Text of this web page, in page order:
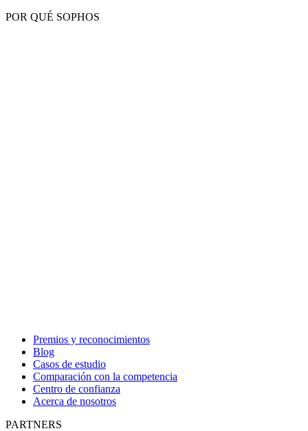
POR QUÉ SOPHOS
Premios y reconocimientos
Blog
Casos de estudio
Comparación con la competencia
Centro de confianza
Acerca de nosotros
PARTNERS